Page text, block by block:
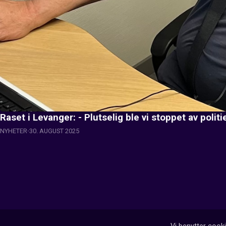
Raset i Levanger: - Plutselig ble vi stoppet av
NYHETER 30. AUGUST 2025